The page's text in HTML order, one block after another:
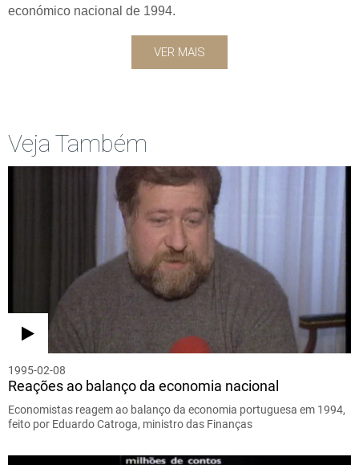
económico nacional de 1994.
VER MAIS
Veja Também
1995-02-08
Reações ao balanço da economia nacional
Economistas reagem ao balanço da economia portuguesa em 1994,
feito por Eduardo Catroga, ministro das Finanças